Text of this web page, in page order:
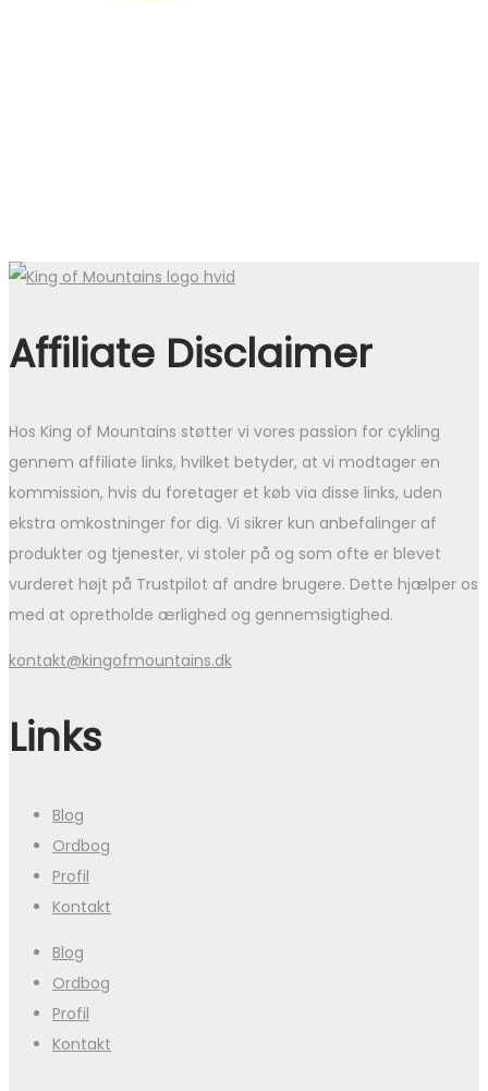
Affiliate Disclaimer
Hos King of Mountains støtter vi vores passion for cykling
gennem affiliate links, hvilket betyder, at vi modtager en
kommission, hvis du foretager et køb via disse links, uden
ekstra omkostninger for dig. Vi sikrer kun anbefalinger af
produkter og tjenester, vi stoler på og som ofte er blevet
vurderet højt på Trustpilot af andre brugere. Dette hjælper os
med at opretholde ærlighed og gennemsigtighed.
kontakt@kingofmountains.dk
Links
Blog
Ordbog
Profil
Kontakt
Blog
Ordbog
Profil
Kontakt